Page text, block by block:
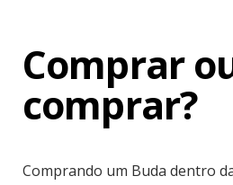
Comprar
comprar?
Comprando um Buda dentro